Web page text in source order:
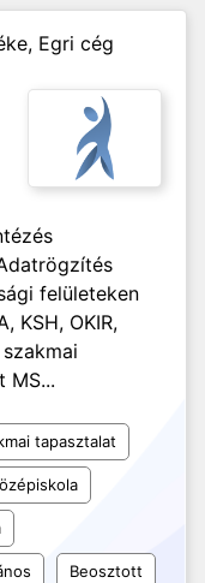
Egri cég
felületeken
KSH, OKIR,
szakmai
MS...
tapasztalat
Beosztott